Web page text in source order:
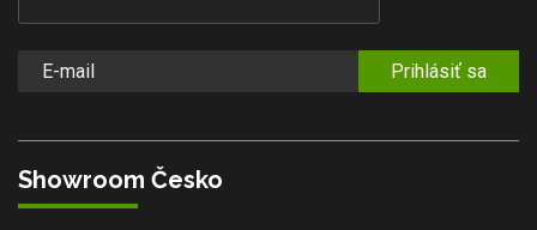
Prihlásiť sa
Showroom Česko